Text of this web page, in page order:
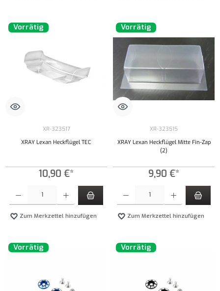
Vorrätig
XR-323517
XRAY Lexan Heckflügel TEC
10,90 €*
Zum Merkzettel hinzufügen
Vorrätig
XR-323515
XRAY Lexan Heckflügel Mitte Fin-Zap
(2)
9,90 €*
Zum Merkzettel hinzufügen
Vorrätig Vorrätig